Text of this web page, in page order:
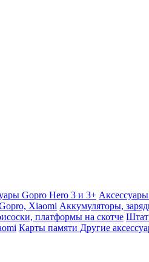
Gopro Hero 3 и 3+
Xiaomi Аккумуляторы,
платформы на скотче
Карты памяти Другие